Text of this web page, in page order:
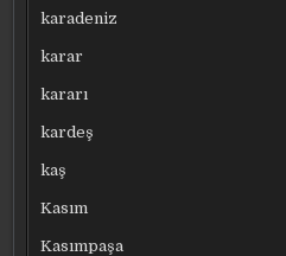
karadeniz
karar
kararı
kardeş
kaş
Kasım
Kasımpaşa